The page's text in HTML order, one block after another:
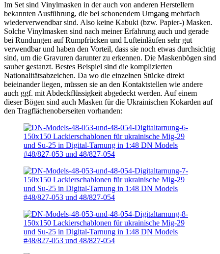
Im Set sind Vinylmasken in der auch von anderen Herstellern
bekannten Ausführung, die bei schonendem Umgang mehrfach
wiederverwendbar sind. Also keine Kabuki (bzw. Papier-) Masken.
Solche Vinylmasken sind nach meiner Erfahrung auch und gerade
bei Rundungen auf Rumpfrücken und Lufteinläufen sehr gut
verwendbar und haben den Vorteil, dass sie noch etwas durchsichtig
sind, um die Gravuren darunter zu erkennen. Die Maskenbögen sind
sauber gestanzt. Bestes Beispiel sind die komplizierten
Nationalitätsabzeichen. Da wo die einzelnen Stücke direkt
beieinander liegen, müssen sie an den Kontaktstellen wie andere
auch ggf. mit Abdeckflüssigkeit abgedeckt werden. Auf einem
dieser Bögen sind auch Masken für die Ukrainischen Kokarden auf
den Tragflächenoberseiten vorhanden: